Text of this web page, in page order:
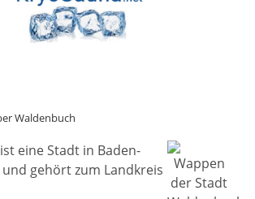
Waldenbuch
ist eine Stadt in Baden-
gehört zum Landkreis